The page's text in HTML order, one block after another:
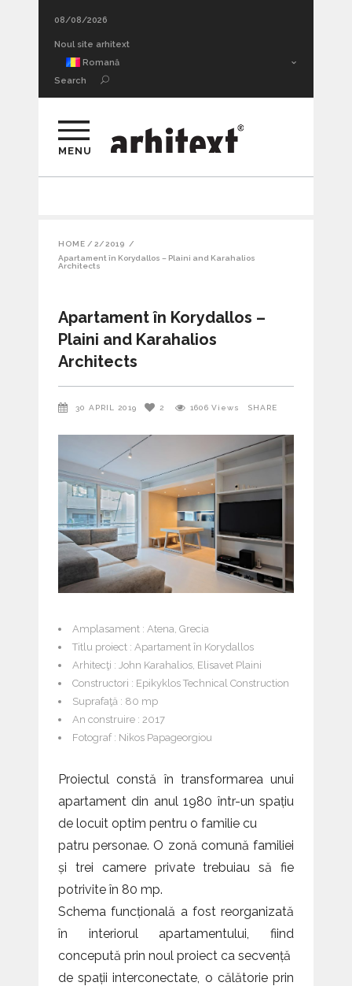
08/08/2026
Noul site arhitext
Romană
Search
MENU
HOME / 2/2019 /
Apartament în Korydallos – Plaini and Karahalios
Architects
Apartament în Korydallos –
Plaini and Karahalios
Architects
30 APRIL 2019 2 1606 Views SHARE
Amplasament : Atena, Grecia
Titlu proiect : Apartament în Korydallos
Arhitecţi : John Karahalios, Elisavet Plaini
Constructori : Epikyklos Technical Construction
Suprafaţă : 80 mp
An construire : 2017
Fotograf : Nikos Papageorgiou
Proiectul constă în transformarea unui
apartament din anul 1980 într-un spațiu
de locuit optim pentru o familie cu
patru personae. O zonă comună familiei
și trei camere private trebuiau să fie
potrivite în 80 mp.
Schema funcțională a fost reorganizată
în interiorul apartamentului, fiind
concepută prin noul proiect ca secvență
de spații interconectate, o călătorie prin